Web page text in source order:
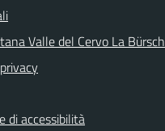
Valle del Cervo La Bürsch
di accessibilità